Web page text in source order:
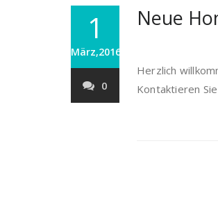
1
März,2016
0
Neue
Herzlich
Kontaktieren